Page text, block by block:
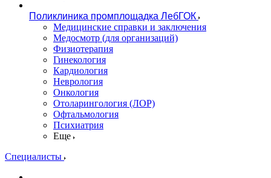
Поликлиника промплощадка ЛебГОК
Медицинские справки и заключения
Медосмотр (для организаций)
Физиотерапия
Гинекология
Кардиология
Неврология
Онкология
Отоларингология (ЛОР)
Офтальмология
Психиатрия
Еще
Специалисты